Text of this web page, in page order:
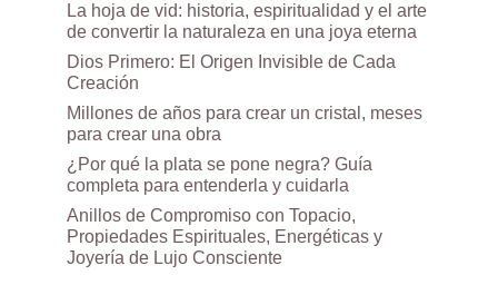
La hoja de vid: historia, espiritualidad y el arte
de convertir la naturaleza en una joya eterna
Dios Primero: El Origen Invisible de Cada
Creación
Millones de años para crear un cristal, meses
para crear una obra
¿Por qué la plata se pone negra? Guía
completa para entenderla y cuidarla
Anillos de Compromiso con Topacio,
Propiedades Espirituales, Energéticas y
Joyería de Lujo Consciente